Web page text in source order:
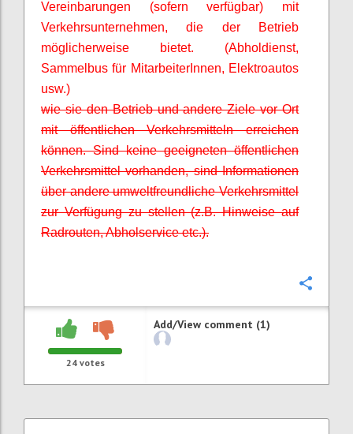
Vereinbarungen (sofern verfügbar) mit
Verkehrsunternehmen, die der Betrieb
möglicherweise bietet. (Abholdienst,
Sammelbus für MitarbeiterInnen, Elektroautos
usw.)
wie sie den Betrieb und andere Ziele vor Ort
mit öffentlichen Verkehrsmitteln erreichen
können. Sind keine geeigneten öffentlichen
Verkehrsmittel vorhanden, sind Informationen
über andere umweltfreundliche Verkehrsmittel
zur Verfügung zu stellen (z.B. Hinweise auf
Radrouten, Abholservice etc.).
24votes
Add/View comment (1)